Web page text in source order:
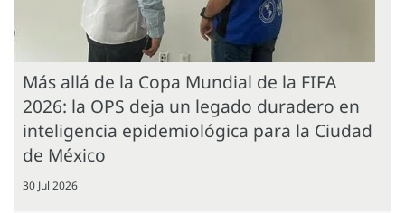
Más allá de la Copa Mundial de la FIFA
2026: la OPS deja un legado duradero en
inteligencia epidemiológica para la Ciudad
de México
30 Jul 2026